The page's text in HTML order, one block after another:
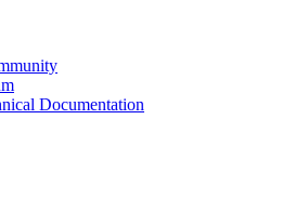
Documentation